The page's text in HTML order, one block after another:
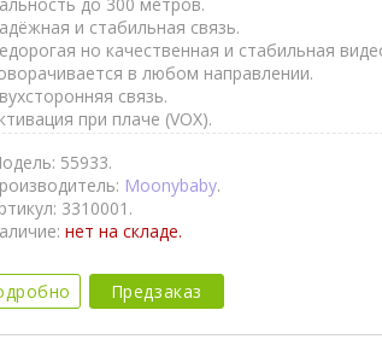
и стабильная связь.
но качественная и стабильная
в любом направлении.
связь.
при плаче (VOX).
мониторинг.
мелодии.
на стене.
видение.
55933.
Moonybaby.
3310001.
нет на складе.
Предзаказ